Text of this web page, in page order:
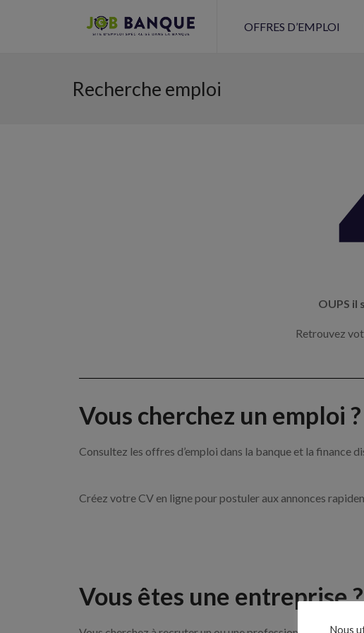
OFFRES D’EMPLOI
Recherche emploi
OUPS il
Retrouvez
Vous cherchez un emploi ?
Consultez les offres d’emploi dans la banque et la finance
Créez votre CV en ligne pour postuler aux annonces
Vous êtes une entreprise ?
Nous